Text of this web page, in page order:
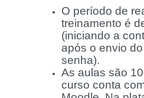
O período de
treinamento é
(iniciando a
após o envio
senha).
As aulas são
curso conta